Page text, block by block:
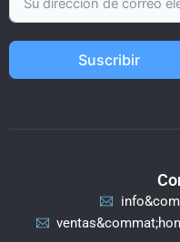
Suscribir